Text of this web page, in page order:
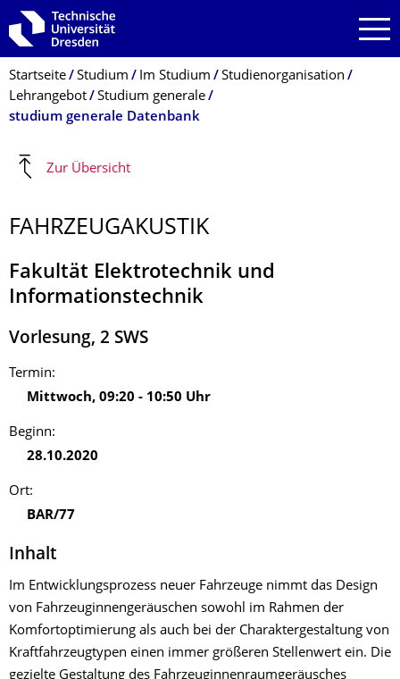
Zur Hauptnavigation springen
Zur Suche springen
Zum Inhalt springen
Breadcrumb-Menü
Startseite Studium Im Studium
Studienorganisation
Lehrangebot
Studium generale
studium generale Datenbank
Zur Übersicht
FAHRZEUGAKUSTIK
Fakultät Elektrotechnik und
Informationstechnik
Vorlesung, 2 SWS
Termin:
Mittwoch, 09:20 - 10:50 Uhr
Beginn:
28.10.2020
Ort:
BAR/77
Inhalt
Im Entwicklungsprozess neuer Fahrzeuge nimmt das Design
von Fahrzeuginnengeräuschen sowohl im Rahmen der
Komfortoptimierung als auch bei der Charaktergestaltung von
Kraftfahrzeugtypen einen immer größeren Stellenwert ein. Die
gezielte Gestaltung des Fahrzeuginnenraumgeräusches